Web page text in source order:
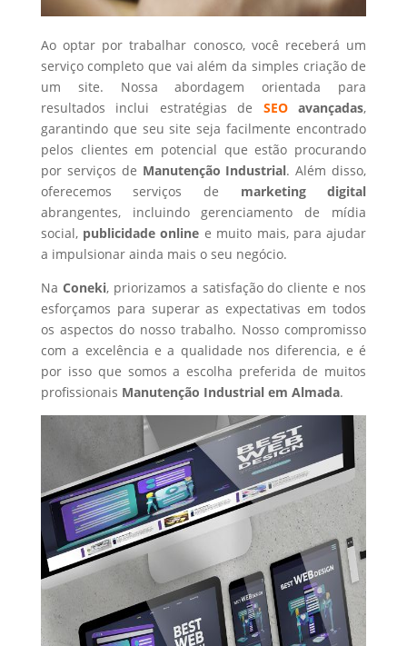
Ao optar por trabalhar conosco, você receberá um
serviço completo que vai além da simples criação de
um site. Nossa abordagem orientada para
resultados inclui estratégias de SEOavançadas,
garantindo que seu site seja facilmente encontrado
pelos clientes em potencial que estão procurando
por serviços de Manutenção Industrial. Além disso,
oferecemos serviços de marketing digital
abrangentes, incluindo gerenciamento de mídia
social, publicidade online e muito mais, para ajudar
a impulsionar ainda mais o seu negócio.
Na Coneki, priorizamos a satisfação do cliente e nos
esforçamos para superar as expectativas em todos
os aspectos do nosso trabalho. Nosso compromisso
com a excelência e a qualidade nos diferencia, e é
por isso que somos a escolha preferida de muitos
profissionais Manutenção Industrialem Almada.